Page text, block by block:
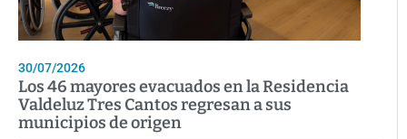
30/07/2026
Los 46 mayores evacuados en la Residencia
Valdeluz Tres Cantos regresan a sus
municipios de origen